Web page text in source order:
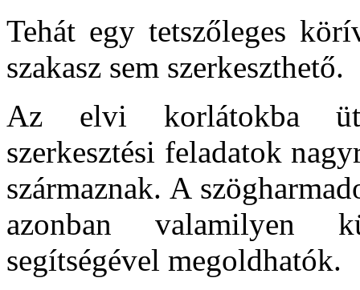
Tehát egy tetszőleges
szakasz sem szerkeszthető.
Az elvi korlátokba
szerkesztési feladatok
származnak. A
azonban valamilyen
segítségével megoldhatók.